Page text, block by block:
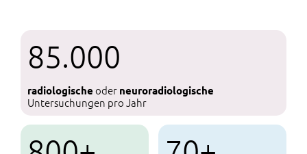
85.000
radiologische oder neuroradiologische
Untersuchungen pro Jahr